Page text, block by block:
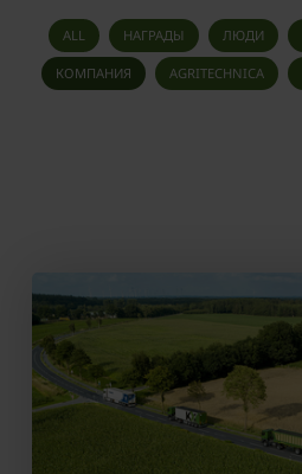
ALL НАГРАДЫ ЛЮДИ
КОМПАНИЯ AGRITECHNICA